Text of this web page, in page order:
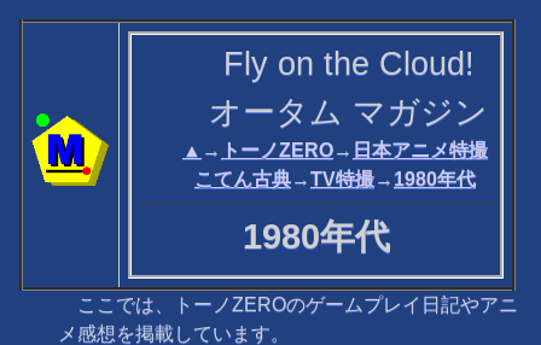
Fly on the Cloud!
オータム マガジン
▲ → トーノZERO→ 日本アニメ特撮
こてん古典→TV特撮→ 1980年代
1980年代
ここでは、トーノZEROのゲームプレイ日記やアニ
メ感想を掲載しています。